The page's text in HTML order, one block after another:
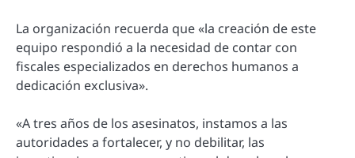
La organización recuerda que «la creación de este
equipo respondió a la necesidad de contar con
fiscales especializados en derechos humanos a
dedicación exclusiva».
«A tres años de los asesinatos, instamos a las
autoridades a fortalecer, y no debilitar, las